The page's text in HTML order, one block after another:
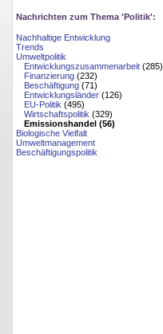
Nachrichten zum Thema 'Politik':
Nachhaltige Entwicklung
Trends
Umweltpolitik
Entwicklungszusammenarbeit (285)
Finanzierung (232)
Beschäftigung (71)
Entwicklungsländer (126)
EU-Politik (495)
Wirtschaftspolitik (329)
Emissionshandel (56)
Biologische Vielfalt
Umweltmanagement
Beschäftigungspolitik